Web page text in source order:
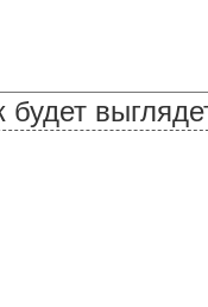
будет